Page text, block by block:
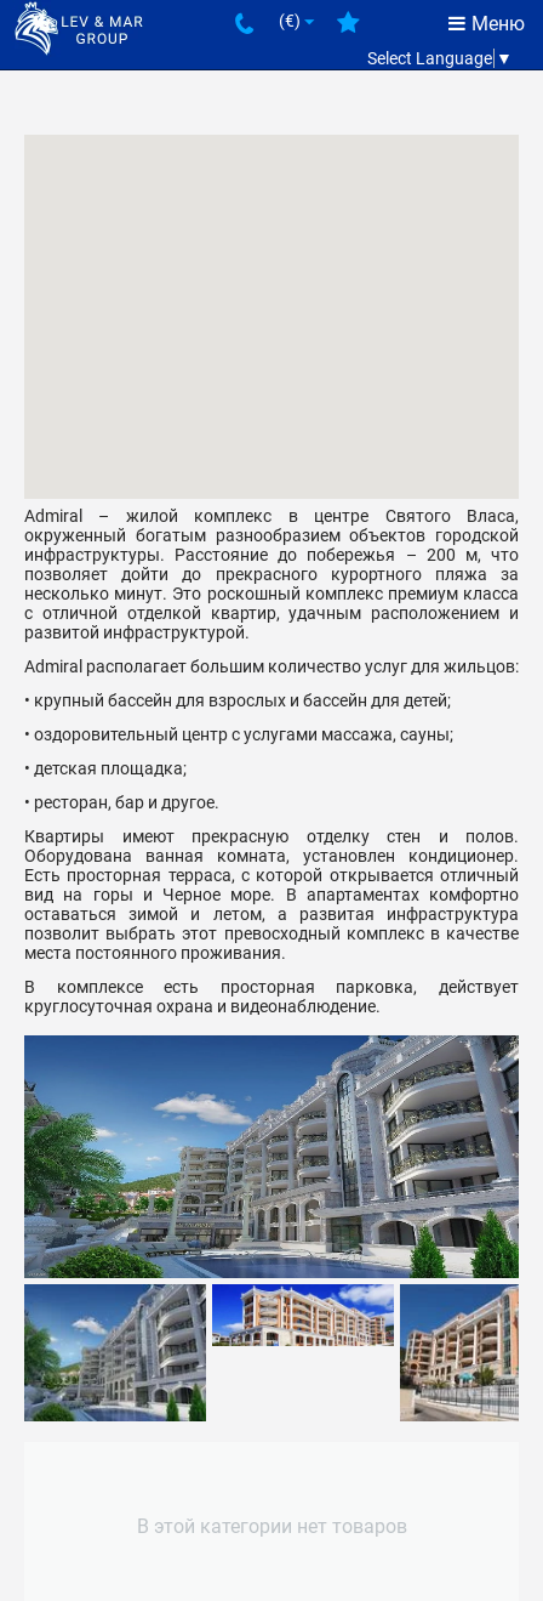
Меню
(€)
Select Language ▼
Admiral – жилой комплекс в центре Святого Власа,
окруженный богатым разнообразием объектов городской
инфраструктуры. Расстояние до побережья – 200 м, что
позволяет дойти до прекрасного курортного пляжа за
несколько минут. Это роскошный комплекс премиум класса
с отличной отделкой квартир, удачным расположением и
развитой инфраструктурой.
Admiral располагает большим количество услуг для жильцов:
• крупный бассейн для взрослых и бассейн для детей;
• оздоровительный центр с услугами массажа, сауны;
• детская площадка;
• ресторан, бар и другое.
Квартиры имеют прекрасную отделку стен и полов.
Оборудована ванная комната, установлен кондиционер.
Есть просторная терраса, с которой открывается отличный
вид на горы и Черное море. В апартаментах комфортно
оставаться зимой и летом, а развитая инфраструктура
позволит выбрать этот превосходный комплекс в качестве
места постоянного проживания.
В комплексе есть просторная парковка, действует
круглосуточная охрана и видеонаблюдение.
В этой категории нет товаров